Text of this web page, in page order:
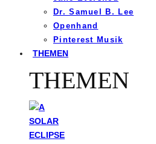
Dr. Samuel B. Lee
Openhand
Pinterest Musik
THEMEN
THEMEN